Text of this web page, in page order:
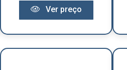
Ver preço